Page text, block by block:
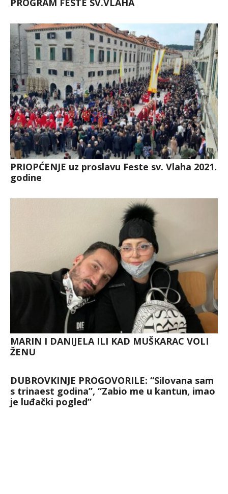
PROGRAM FESTE SV.VLAHA
PRIOPĆENJE uz proslavu Feste sv. Vlaha 2021.
godine
MARIN I DANIJELA ILI KAD MUŠKARAC VOLI
ŽENU
DUBROVKINJE PROGOVORILE: “Silovana sam
s trinaest godina”, “Zabio me u kantun, imao
je luđački pogled”